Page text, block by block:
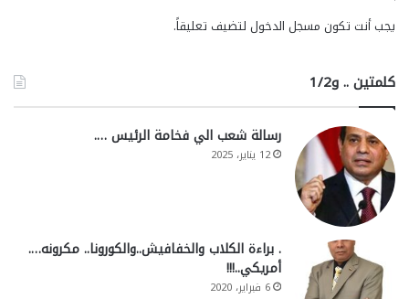
يجب أنت تكون مسجل الدخول لتضيف تعليقاً.
كلمتين .. و1/2
رسالة شعب الي فخامة الرئيس ….
12 يناير، 2025
. براءة الكلاب والخفافيش..والكورونا.. مكرونه….
أمريكي..!!!
6 فبراير، 2020